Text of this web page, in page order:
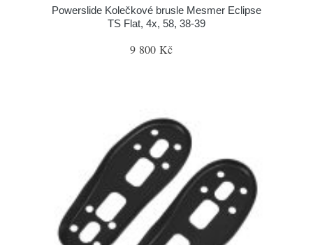
Powerslide Kolečkové brusle Mesmer Eclipse
TS Flat, 4x, 58, 38-39
9 800 Kč